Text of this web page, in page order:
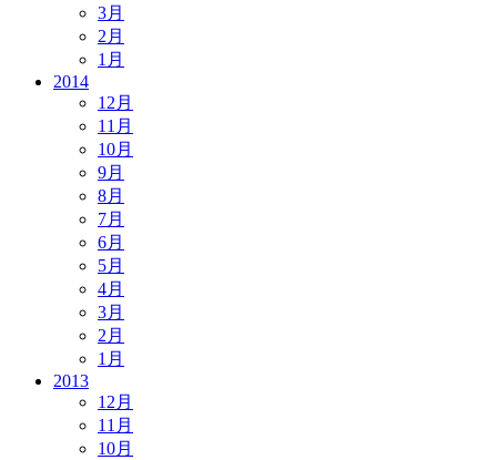
3月
2月
1月
2014
12月
11月
10月
9月
8月
7月
6月
5月
4月
3月
2月
1月
2013
12月
11月
10月